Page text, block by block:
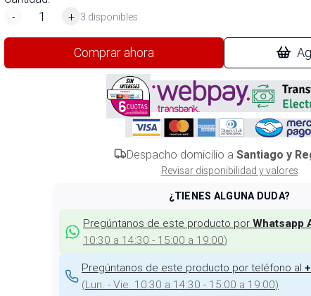
-
+ 3 disponibles
Comprar ahora
Despacho domicilio a Santiago y
Revisar disponibilidad y valores
¿TIENES ALGUNA DUDA?
Pregúntanos de este producto por Whatsapp
10:30 a 14:30 - 15:00 a 19:00)
Pregúntanos de este producto por teléfono al
(Lun. - Vie. 10:30 a 14:30 - 15:00 a 19:00)